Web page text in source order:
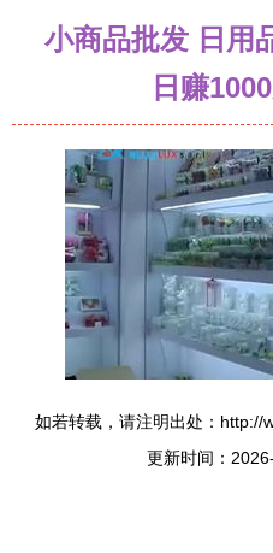
小商品批发 日用
日赚
如若转载，请注明出处：http://
更新时间：